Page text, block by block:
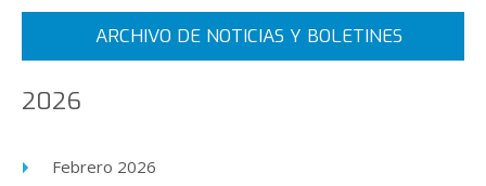
ARCHIVO DE NOTICIAS Y BOLETINES
2026
Febrero 2026